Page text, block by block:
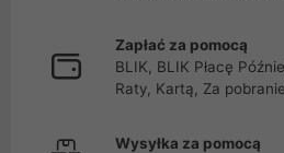
Zapłać za pomocą
BLIK, BLIK Płacę
Raty, Kartą, Za
Wysyłka za pomocą